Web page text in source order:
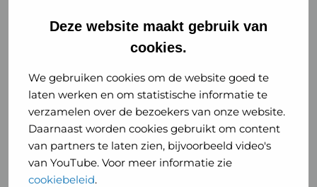
Deze website maakt gebruik van
cookies.
We gebruiken cookies om de website goed te
laten werken en om statistische informatie te
verzamelen over de bezoekers van onze website.
Daarnaast worden cookies gebruikt om content
van partners te laten zien, bijvoorbeeld video's
van YouTube. Voor meer informatie zie
cookiebeleid.
of
GGD
GHOR
Nederland
Instagram
of
GGD
GHOR
Nederland
GGD Reizen op social media
GGD Reizen